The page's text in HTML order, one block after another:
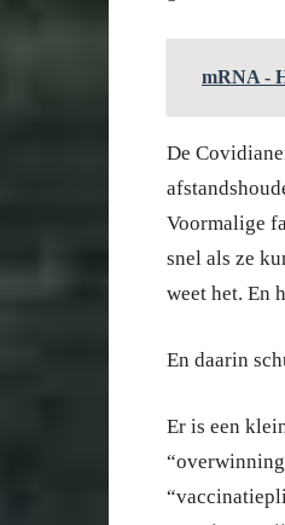
mRNA -
De
Voormalige
snel als ze
weet het. En
En daarin
Er is een